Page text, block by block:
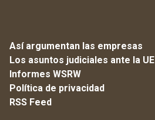
Así argumentan las empresas
Los asuntos judiciales ante la UE
Informes WSRW
Política de privacidad
RSS Feed